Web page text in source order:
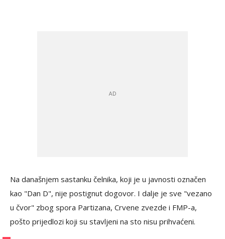
Na današnjem sastanku čelnika, koji je u javnosti označen
kao "Dan D", nije postignut dogovor. I dalje je sve "vezano
u čvor" zbog spora Partizana, Crvene zvezde i FMP-a,
pošto prijedlozi koji su stavljeni na sto nisu prihvaćeni.